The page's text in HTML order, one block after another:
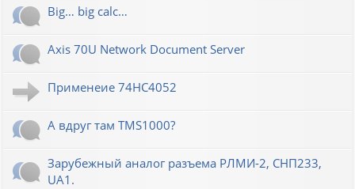
Big… big calc…
Axis 70U Network Document Server
Применеие 74HC4052
А вдруг там TMS1000?
Зарубежный аналог разъема РЛМИ-2, СНП233,
UA1.